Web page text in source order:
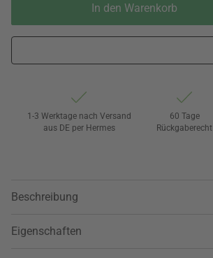
In den Warenkorb
1-3 Werktage nach Versand
aus DE per Hermes
60 Tage
Rückgaberecht
Beschreibung
Eigenschaften